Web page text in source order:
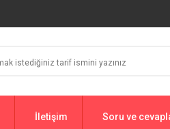
İletişim Soru ve